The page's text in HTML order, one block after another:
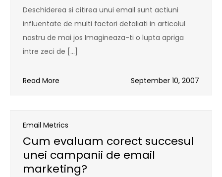
Deschiderea si citirea unui email sunt actiuni
influentate de multi factori detaliati in articolul
nostru de mai jos Imagineaza-ti o lupta apriga
intre zeci de […]
Read More September 10, 2007
Email Metrics
Cum evaluam corect succesul
unei campanii de email
marketing?